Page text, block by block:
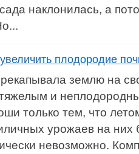
наклонилась, а
плодородие
землю на
и
только тем, что
урожаев на них
невозможно.